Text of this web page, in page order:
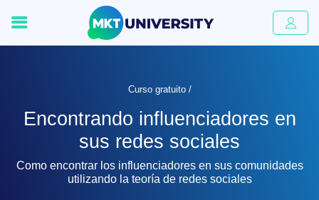
Curso gratuito /
Encontrando influenciadores en
sus redes sociales
Como encontrar los influenciadores en sus comunidades
utilizando la teoría de redes sociales